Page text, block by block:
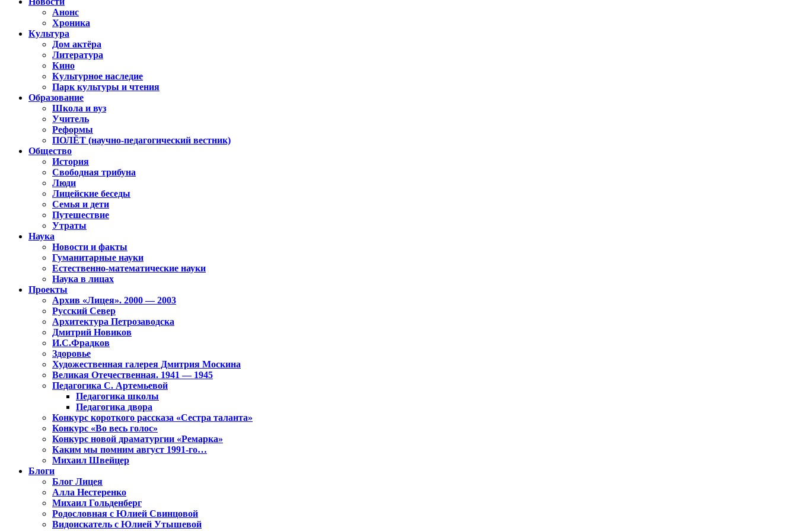
Анонс
Хроника
Культура
Дом актёра
Литература
Кино
Культурное наследие
Парк культуры и чтения
Образование
Школа и вуз
Учитель
Реформы
ПОЛЁТ (научно-педагогический вестник)
Общество
История
Свободная трибуна
Люди
Лицейские беседы
Семья и дети
Путешествие
Утраты
Наука
Новости и факты
Гуманитарные науки
Естественно-математические науки
Наука в лицах
Проекты
Архив «Лицея». 2000 — 2003
Русский Север
Архитектура Петрозаводска
Дмитрий Новиков
И.С.Фрадков
Здоровье
Художественная галерея Дмитрия Москина
Великая Отечественная. 1941 — 1945
Педагогика С. Артемьевой
Педагогика школы
Педагогика двора
Конкурс короткого рассказа «Сестра таланта»
Конкурс «Во весь голос»
Конкурс новой драматургии «Ремарка»
Каким мы помним август 1991-го…
Михаил Швейцер
Блоги
Блог Лицея
Алла Нестеренко
Михаил Гольденберг
Родословная с Юлией Свинцовой
Видоискатель с Юлией Утышевой